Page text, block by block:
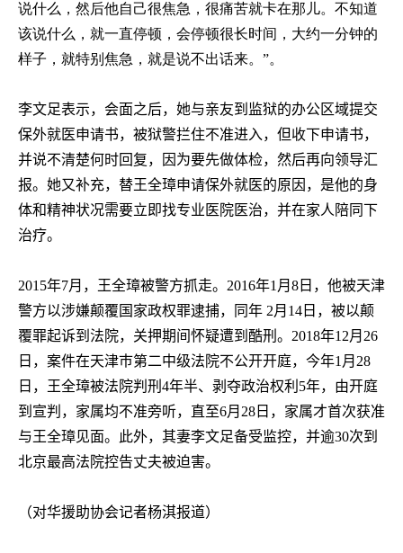
说什么，然后他自己很焦急，很痛苦就卡在那儿。不知道
该说什么，就一直停顿，会停顿很长时间，大约一分钟的
样子，就特别焦急，就是说不出话来。”。
李文足表示，会面之后，她与亲友到监狱的办公区域提交
保外就医申请书，被狱警拦住不准进入，但收下申请书，
并说不清楚何时回复，因为要先做体检，然后再向领导汇
报。她又补充，替王全璋申请保外就医的原因，是他的身
体和精神状况需要立即找专业医院医治，并在家人陪同下
治疗。
2015年7月，王全璋被警方抓走。 2016年1 月 8 日， 他被天津
警方以涉嫌颠覆国家政权罪逮捕，同年 2月 14 日，被以颠
覆罪起诉到法院，关押期间怀疑遭到酷刑。 2018年12月 26
日，案件在天津巿第二中级法院不公开开庭，今年1 月 28
日，王全璋被法院判刑 4年半、剥夺政治权利 5年，由开庭
到宣判，家属均不准旁听，直至6月 28 日 ，家属才首次获准
与王全璋见面。此外， 其妻李文足备受监控，并逾30次到
北京最高法院控告丈夫被迫害。
（对华援助协会记者杨淇报道）